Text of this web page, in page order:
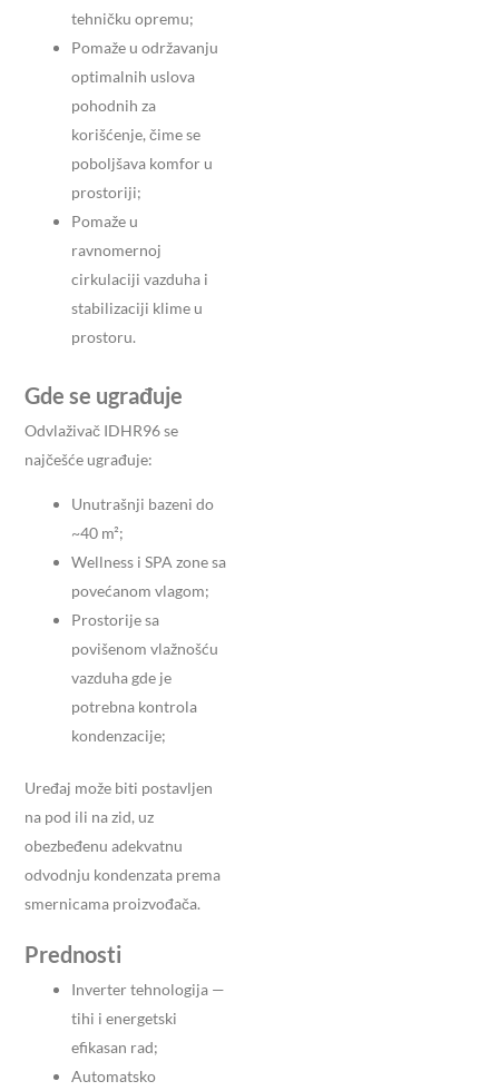
tehničku opremu;
Pomaže u održavanju
optimalnih uslova
pohodnih za
korišćenje, čime se
poboljšava komfor u
prostoriji;
Pomaže u
ravnomernoj
cirkulaciji vazduha i
stabilizaciji klime u
prostoru.
Gde se ugrađuje
Odvlaživač IDHR96 se
najčešće ugrađuje:
Unutrašnji bazeni do
~40 m²;
Wellness i SPA zone sa
povećanom vlagom;
Prostorije sa
povišenom vlažnošću
vazduha gde je
potrebna kontrola
kondenzacije;
Uređaj može biti postavljen
na pod ili na zid, uz
obezbeđenu adekvatnu
odvodnju kondenzata prema
smernicama proizvođača.
Prednosti
Inverter tehnologija —
tihi i energetski
efikasan rad;
Automatsko